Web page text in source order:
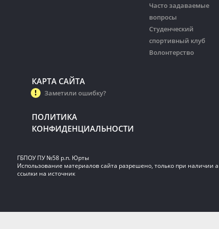
Часто задаваемые
вопросы
Студенческий
спортивный клуб
Волонтерство
КАРТА САЙТА
Заметили ошибку?
ПОЛИТИКА
КОНФИДЕНЦИАЛЬНОСТИ
ГБПОУ ПУ №58 р.п. Юрты
Использование материалов сайта разрешено, только при наличии
ссылки на источник